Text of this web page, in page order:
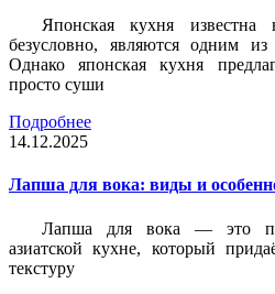
Японская кухня
безусловно, являются одним
Однако японская кухня
просто суши
Подробнее
14.12.2025
Лапша для вока: виды и
Лапша для вока — это
азиатской кухне, который
текстуру